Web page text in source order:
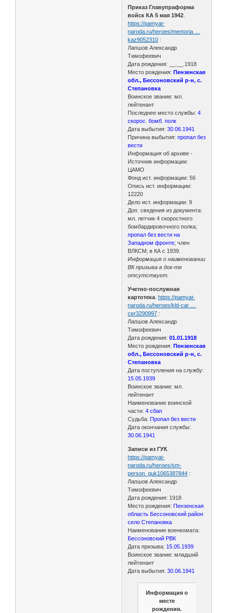
Приказ Главупраформа
войск КА 5 мая 1942
https://pamyat-
naroda.ru/heroes/memoria …
kaz9052310 :
Лапшов Александр
Тимофеевич
Дата рождения: __.__.1918
Место рождения:Пензенская
обл., Бессоновский р-н, с.
Степановка
Воинское звание: мл.
лейтенант
Последнее место службы:4
скорос. бомб. полк
Дата выбытия:30.06.1941
Причина выбытия:пропал без
вести
Информация об архиве -
Источник информации:
ЦАМО
Фонд ист. информации: 56
Опись ист. информации:
12220
Дело ист. информации: 9
Доп. сведения из документа:
мл. летчик 4 скоростного
бомбардировочного полка;
пропал без вести на
Западном фронте; член
ВЛКСМ; в КА с 1939.
Информация о наименовании
ВК призыва в док-те
отсутствует.
Учетно-послужная
картотека .https://pamyat-
naroda.ru/heroes/kld-car …
cer3290997 :
Лапшов Александр
Тимофеевич
Дата рождения:01.01.1918
Место рождения: Пензенская
обл., Бессоновский р-н, с.
Степановка
Дата поступления на службу:
15.05.1939
Воинское звание: мл.
лейтенант
Наименование воинской
части:4 сбап
Судьба:Пропал без вести
Дата окончания службы:
30.06.1941
Записи из ГУК
https://pamyat-
naroda.ru/heroes/sm-
person_guk1065387844 :
Лапшов Александр
Тимофеевич
Дата рождения: 1918
Место рождения: Пензенская
область Бессоновский район
село Степановка
Наименование военкомата:
Бессоновский РВК
Дата призыва: 15.05.1939
Воинское звание: младший
лейтенант
Дата выбытия: 30.06.1941
Информация о
месте
рождения.